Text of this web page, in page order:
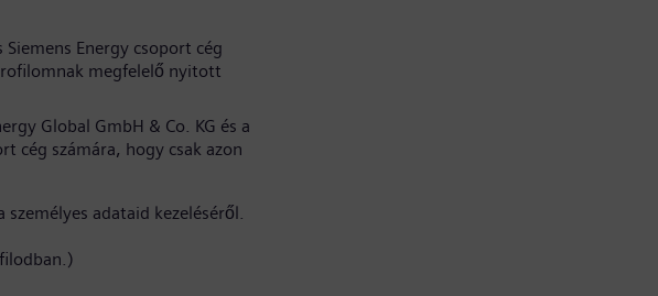
Energy csoport cég
megfelelő nyitott
Global GmbH & Co. KG és a
cég számára, hogy csak azon
személyes adataid kezeléséről.